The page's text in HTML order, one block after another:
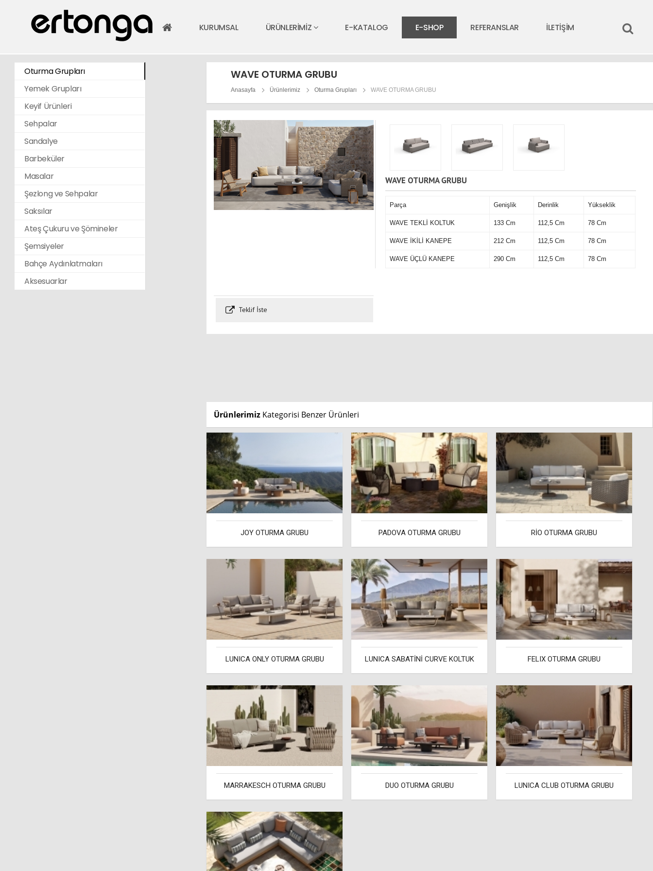
KURUMSAL ÜRÜNLERİMİZ E-KATALOG E-SHOP REFERANSLAR İLETİŞİM
Oturma Grupları
Yemek Grupları
Keyif Ürünleri
Sehpalar
Sandalye
Barbeküler
Masalar
Şezlong ve Sehpalar
Saksılar
Ateş Çukuru ve Şömineler
Şemsiyeler
Bahçe Aydınlatmaları
Aksesuarlar
WAVE OTURMA GRUBU
Anasayfa Ürünlerimiz Oturma Grupları WAVE OTURMA GRUBU
Teklif İste
WAVE OTURMA GRUBU
Parça Genişlik Derinlik Yükseklik
WAVE TEKLİ KOLTUK 133 Cm 112,5 Cm 78 Cm
WAVE İKİLİ KANEPE 212 Cm 112,5 Cm 78 Cm
WAVE ÜÇLÜ KANEPE 290 Cm 112,5 Cm 78 Cm
Ürünlerimiz Kategorisi Benzer Ürünleri
JOY OTURMA GRUBU PADOVA OTURMA GRUBU RİO OTURMA GRUBU
LUNICA ONLY OTURMA GRUBU LUNICA SABATİNİ CURVE KOLTUK FELIX OTURMA GRUBU
MARRAKESCH OTURMA GRUBU DUO OTURMA GRUBU LUNICA CLUB OTURMA GRUBU